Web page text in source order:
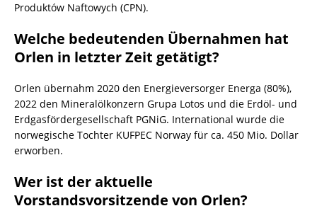
Produktów Naftowych (CPN).
Welche bedeutenden Übernahmen hat
Orlen in letzter Zeit getätigt?
Orlen übernahm 2020 den Energieversorger Energa (80%),
2022 den Mineralölkonzern Grupa Lotos und die Erdöl- und
Erdgasfördergesellschaft PGNiG. International wurde die
norwegische Tochter KUFPEC Norway für ca. 450 Mio. Dollar
erworben.
Wer ist der aktuelle
Vorstandsvorsitzende von Orlen?